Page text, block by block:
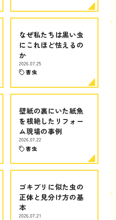
なぜ私たちは黒い虫
にこれほど怯えるの
か
2026.07.25
害虫
壁紙の裏にいた紙魚
を根絶したリフォー
ム現場の事例
2026.07.22
害虫
ゴキブリに似た虫の
正体と見分け方の基
本
2026.07.21